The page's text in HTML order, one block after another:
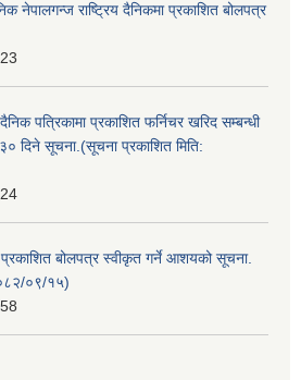
नेपालगन्ज राष्ट्रिय दैनिकमा प्रकाशित बोलपत्र
पत्रिकामा प्रकाशित फर्निचर खरिद सम्बन्धी
३० दिने सूचना.(सूचना प्रकाशित मिति:
प्रकाशित बोलपत्र स्वीकृत गर्ने आशयको सूचना.
०९/१५)